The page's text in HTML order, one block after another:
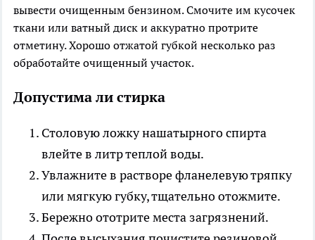
вывести очищенным бензином. Смочите им кусочек
ткани или ватный диск и аккуратно протрите
отметину. Хорошо отжатой губкой несколько раз
обработайте очищенный участок.
Допустима ли стирка
Столовую ложку нашатырного спирта
влейте в литр теплой воды.
Увлажните в растворе фланелевую тряпку
или мягкую губку, тщательно отожмите.
Бережно ототрите места загрязнений.